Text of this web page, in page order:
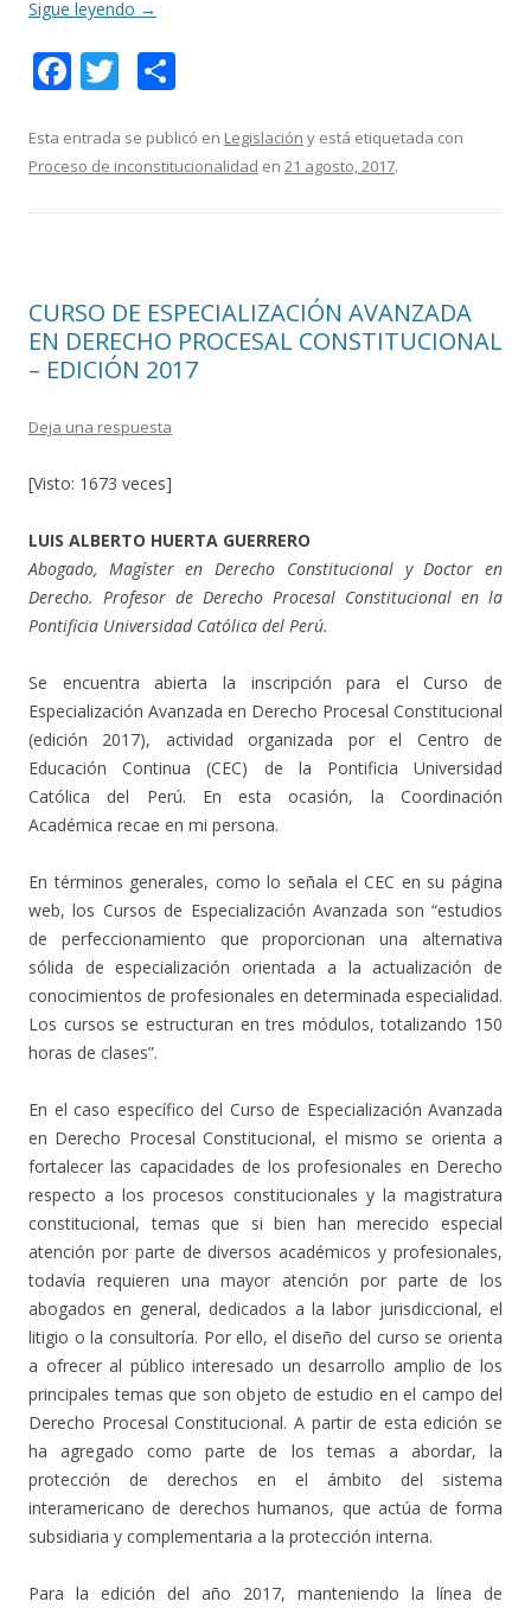
Sigue leyendo →
F
e
b
k
T
itt
er
m
p
r
Esta entrada se publicó en Legislación y está etiquetada con
Proceso de inconstitucionalidad en 21 agosto, 2017.
CURSO DE ESPECIALIZACIÓN AVANZADA
EN DERECHO PROCESAL CONSTITUCIONAL
– EDICIÓN 2017
Deja una respuesta
[Visto: 1673 veces]
LUIS ALBERTO HUERTA GUERRERO
Abogado, Magíster en Derecho Constitucional y Doctor en
Derecho. Profesor de Derecho Procesal Constitucional en la
Pontificia Universidad Católica del Perú.
Se encuentra abierta la inscripción para el Curso de
Especialización Avanzada en Derecho Procesal Constitucional
(edición 2017), actividad organizada por el Centro de
Educación Continua (CEC) de la Pontificia Universidad
Católica del Perú. En esta ocasión, la Coordinación
Académica recae en mi persona.
En términos generales, como lo señala el CEC en su página
web, los Cursos de Especialización Avanzada son “estudios
de perfeccionamiento que proporcionan una alternativa
sólida de especialización orientada a la actualización de
conocimientos de profesionales en determinada especialidad.
Los cursos se estructuran en tres módulos, totalizando 150
horas de clases”.
En el caso específico del Curso de Especialización Avanzada
en Derecho Procesal Constitucional, el mismo se orienta a
fortalecer las capacidades de los profesionales en Derecho
respecto a los procesos constitucionales y la magistratura
constitucional, temas que si bien han merecido especial
atención por parte de diversos académicos y profesionales,
todavía requieren una mayor atención por parte de los
abogados en general, dedicados a la labor jurisdiccional, el
litigio o la consultoría. Por ello, el diseño del curso se orienta
a ofrecer al público interesado un desarrollo amplio de los
principales temas que son objeto de estudio en el campo del
Derecho Procesal Constitucional. A partir de esta edición se
ha agregado como parte de los temas a abordar, la
protección de derechos en el ámbito del sistema
interamericano de derechos humanos, que actúa de forma
subsidiaria y complementaria a la protección interna.
Para la edición del año 2017, manteniendo la línea de